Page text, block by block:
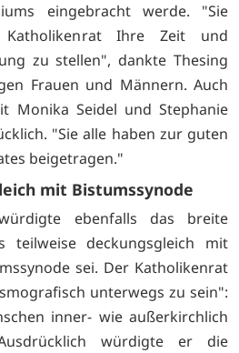
eingebracht werde. "Sie
Ihre Zeit und
zu stellen", dankte Thesing
Frauen und Männern. Auch
Monika Seidel und Stephanie
"Sie alle haben zur guten
beigetragen."
mit Bistumssynode
ebenfalls das breite
teilweise deckungsgleich mit
sei. Der Katholikenrat
unterwegs zu sein":
inner- wie außerkirchlich
würdigte er die